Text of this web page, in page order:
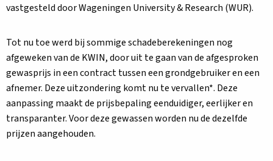
vastgesteld door Wageningen University & Research (WUR).
Tot nu toe werd bij sommige schadeberekeningen nog
afgeweken van de KWIN, door uit te gaan van de afgesproken
gewasprijs in een contract tussen een grondgebruiker en een
afnemer. Deze uitzondering komt nu te vervallen*. Deze
aanpassing maakt de prijsbepaling eenduidiger, eerlijker en
transparanter. Voor deze gewassen worden nu de dezelfde
prijzen aangehouden.